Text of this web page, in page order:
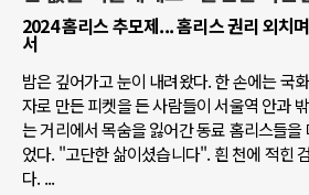
2024 홈리스 추모제... 홈리스 권리 외치
서
밤은 깊어가고 눈이 내려왔다. 한 손에는 국
자로 만든 피켓을 든 사람들이 서울역 안과
는 거리에서 목숨을 잃어간 동료 홈리스들을
었다. "고단한 삶이셨습니다". 흰 천에 적힌
다. ...